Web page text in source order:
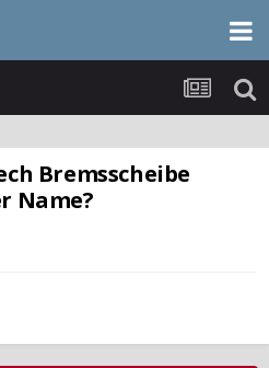
Bremsscheibe
Name?